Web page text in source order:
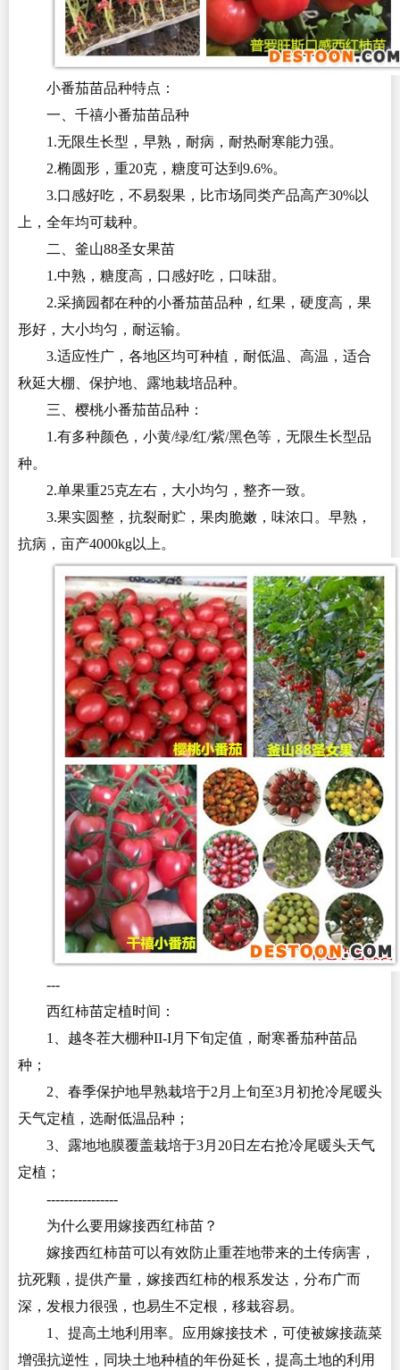
小番茄苗品种特点：
一、千禧小番茄苗品种
1.无限生长型，早熟，耐病，耐热耐寒能力强。
2.椭圆形，重20克，糖度可达到9.6%。
3.口感好吃，不易裂果，比市场同类产品高产30%以
上，全年均可栽种。
二、釜山88圣女果苗
1.中熟，糖度高，口感好吃，口味甜。
2.采摘园都在种的小番茄苗品种，红果，硬度高，果
形好，大小均匀，耐运输。
3.适应性广，各地区均可种植，耐低温、高温，适合
秋延大棚、保护地、露地栽培品种。
三、樱桃小番茄苗品种：
1.有多种颜色，小黄/绿/红/紫/黑色等，无限生长型品
种。
2.单果重25克左右，大小均匀，整齐一致。
3.果实圆整，抗裂耐贮，果肉脆嫩，味浓口。早熟，
抗病，亩产4000kg以上。
---
西红柿苗定植时间：
1、越冬茬大棚种II-I月下旬定值，耐寒番茄种苗品
种；
2、春季保护地早熟栽培于2月上旬至3月初抢冷尾暖头
天气定植，选耐低温品种；
3、露地地膜覆盖栽培于3月20日左右抢冷尾暖头天气
定植；
----------------
为什么要用嫁接西红柿苗？
嫁接西红柿苗可以有效防止重茬地带来的土传病害，
抗死颗，提供产量，嫁接西红柿的根系发达，分布广而
深，发根力很强，也易生不定根，移栽容易。
1、提高土地利用率。应用嫁接技术，可使被嫁接蔬菜
增强抗逆性，同块土地种植的年份延长，提高土地的利用